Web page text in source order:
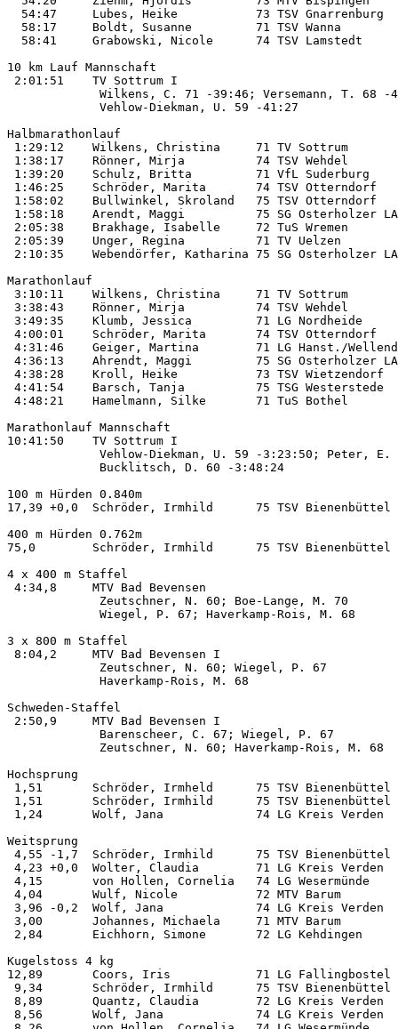
54:47     Lubes, Heike           73 TSV Gnarrenburg
58:17     Boldt, Susanne         71 TSV Wanna
58:41     Grabowski, Nicole      74 TSV Lamstedt
10 km Lauf Mannschaft
2:01:51    TV Sottrum I
Wilkens, C. 71 -39:46;
             Vehlow-Diekman, U. 59 -41:27
Halbmarathonlauf
1:29:12    Wilkens, Christina     71 TV Sottrum
1:38:17    Rönner, Mirja          74 TSV Wehdel
1:39:20    Schulz, Britta         71 VfL
1:46:25    Schröder, Marita       74 TSV
1:58:02    Bullwinkel, Skroland   75 TSV
1:58:18    Arendt, Maggi          75 SG
2:05:38    Brakhage, Isabelle     72 TuS Wremen
2:05:39    Unger, Regina          71 TV Uelzen
2:10:35    Webendörfer, Katharina 75 SG
Marathonlauf
3:10:11    Wilkens, Christina     71 TV Sottrum
3:38:43    Rönner, Mirja          74 TSV Wehdel
3:49:35    Klumb, Jessica         71 LG Nordheide
4:00:01    Schröder, Marita       74 TSV
4:31:46    Geiger, Martina        71 LG Hanst./
4:36:13    Ahrendt, Maggi         75 SG
4:38:28    Kroll, Heike           73 TSV
4:41:54    Barsch, Tanja          75 TSG
4:48:21    Hamelmann, Silke       71 TuS Bothel
Marathonlauf Mannschaft
10:41:50    TV Sottrum I
Vehlow-Diekman, U. 59 -
             Bucklitsch, D. 60 -3:48:24
100 m Hürden 0.840m
17,39 +0,0  Schröder, Irmhild      75 TSV
400 m Hürden 0.762m
75,0        Schröder, Irmhild      75 TSV
4 x 400 m Staffel
4:34,8     MTV Bad Bevensen
Zeutschner, N.
             Wiegel, P. 67; Haverkamp-Rois, M. 68
3 x 800 m Staffel
8:04,2     MTV Bad Bevensen I
Zeutschner, N.
             Haverkamp-Rois, M. 68
Schweden-Staffel
2:50,9     MTV Bad Bevensen I
Barenscheer,
             Zeutschner, N. 60; Haverkamp-Rois, M. 68
Hochsprung
1,51       Schröder, Irmheld      75 TSV
1,51       Schröder, Irmhild      75 TSV
1,24       Wolf, Jana             74 LG Kreis
Weitsprung
4,55 -1,7  Schröder, Irmhild      75 TSV
4,23 +0,0  Wolter, Claudia        71 LG Kreis
4,15       von Hollen, Cornelia   74 LG
4,04       Wulf, Nicole           72 MTV Barum
3,96 -0,2  Wolf, Jana             74 LG Kreis
3,00       Johannes, Michaela     71 MTV Barum
2,84       Eichhorn, Simone       72 LG
Kugelstoss 4 kg
12,89       Coors, Iris            71 LG
9,34       Schröder, Irmhild      75 TSV
8,89       Quantz, Claudia        72 LG Kreis
8,56       Wolf, Jana             74 LG Kreis